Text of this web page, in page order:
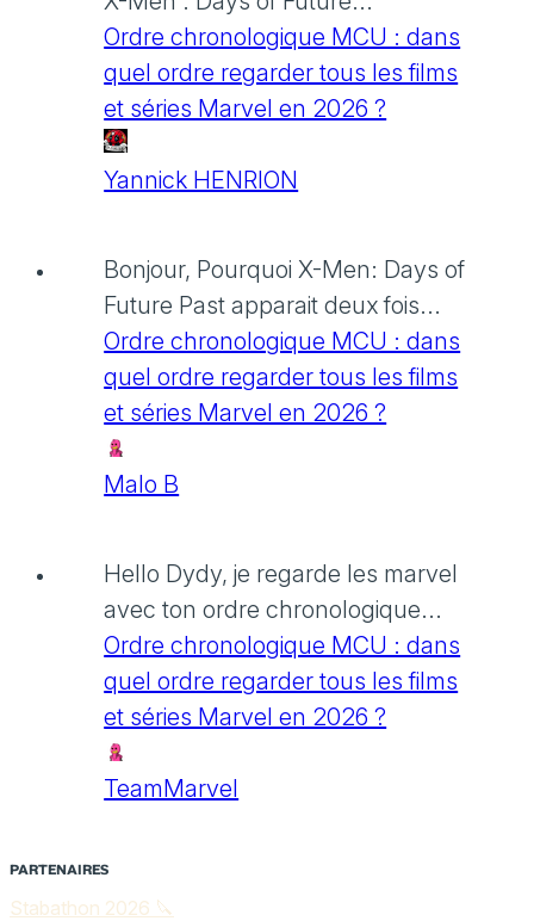
Ordre chronologique MCU : dans
quel ordre regarder tous les films
et séries Marvel en 2026 ?
Yannick HENRION
Bonjour, Pourquoi X-Men: Days of
Future Past apparait deux fois...
Ordre chronologique MCU : dans
quel ordre regarder tous les films
et séries Marvel en 2026 ?
Malo B
Hello Dydy, je regarde les marvel
avec ton ordre chronologique...
Ordre chronologique MCU : dans
quel ordre regarder tous les films
et séries Marvel en 2026 ?
TeamMarvel
PARTENAIRES
Stabathon 2026 🔪